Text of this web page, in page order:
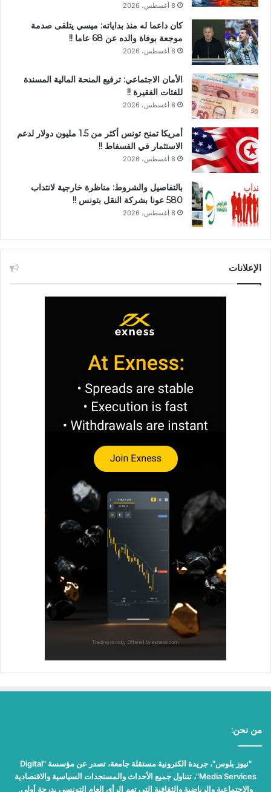
8 أغسطس، 2026
كان داعما له منذ بداياته: ميسي يتلقى صدمة
موجعة بوفاة والده عن 68 عاما !!
8 أغسطس، 2026
الأمان الاجتماعي: ترفيع المنحة المالية المسندة
للفئات الفقيرة !!
8 أغسطس، 2026
أمريكا تمنح تونس أكثر من 1.5 مليون دولار لدعم
الاستثمار في الفسفاط !!
8 أغسطس، 2026
بالتفاصيل والشروط: مناظرة خارجية لانتداب
580 عونا بشركة النقل بتونس !!
8 أغسطس، 2026
الإعلانات
من نحن:
"نيوز بلوس"، جريدة الكترونية مستقلة جامعة، تصدر عن مؤسسة "Digital
Media Services"، تتناول جميع الأحداث والمستجدات السياسية والاقتصادية
والاجتماعية والرياضية والثقافية التي تهم الرأي العام التونسي بدرجة أولى.